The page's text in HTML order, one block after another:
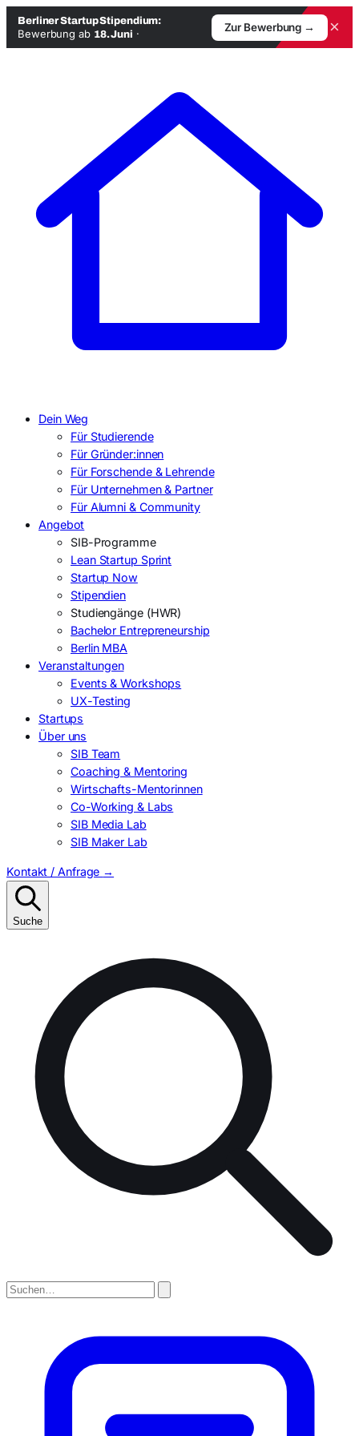
Berliner Startup Stipendium:
Bewerbung ab 18. Juni ·
Zur Bewerbung → ×
Dein Weg
Für Studierende
Für Gründer:innen
Für Forschende & Lehrende
Für Unternehmen & Partner
Für Alumni & Community
Angebot
SIB-Programme
Lean Startup Sprint
Startup Now
Stipendien
Studiengänge (HWR)
Bachelor Entrepreneurship
Berlin MBA
Veranstaltungen
Events & Workshops
UX-Testing
Startups
Über uns
SIB Team
Coaching & Mentoring
Wirtschafts-Mentorinnen
Co-Working & Labs
SIB Media Lab
SIB Maker Lab
Kontakt / Anfrage →
Suche